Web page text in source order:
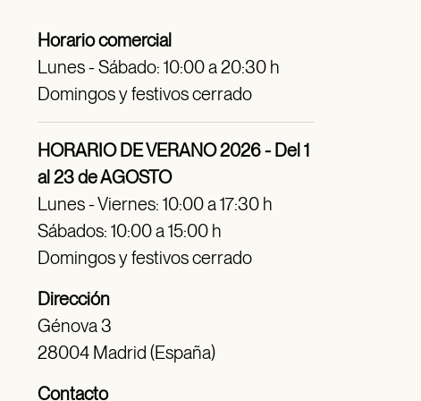
Horario comercial
Lunes - Sábado: 10:00 a 20:30 h
Domingos y festivos cerrado
HORARIO DE VERANO 2026 - Del 1
al 23 de AGOSTO
Lunes - Viernes: 10:00 a 17:30 h
Sábados: 10:00 a 15:00 h
Domingos y festivos cerrado
Dirección
Génova 3
28004 Madrid (España)
Contacto